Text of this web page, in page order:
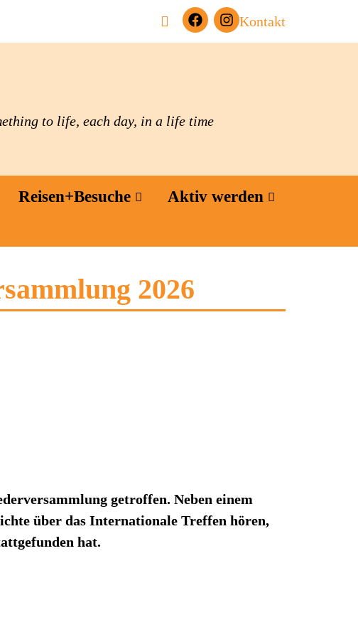
Kontakt
to life, each day, in a life time
Reisen+Besuche
Aktiv werden
2026
getroffen. Neben einem
über das Internationale Treffen hören,
hat.